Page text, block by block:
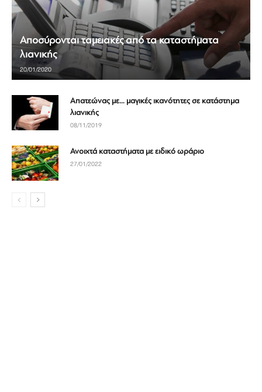
Αποσύρονται ταμειακές από τα καταστήματα
λιανικής
20/01/2020
Απατεώνας με… μαγικές ικανότητες σε κατάστημα
λιανικής
08/11/2019
Ανοιχτά καταστήματα με ειδικό ωράριο
27/01/2022